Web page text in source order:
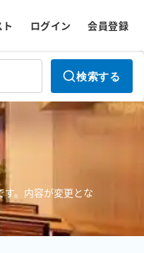
ログイン 会員登録
検索する
。内容が変更とな